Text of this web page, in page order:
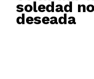
soledad no
deseada